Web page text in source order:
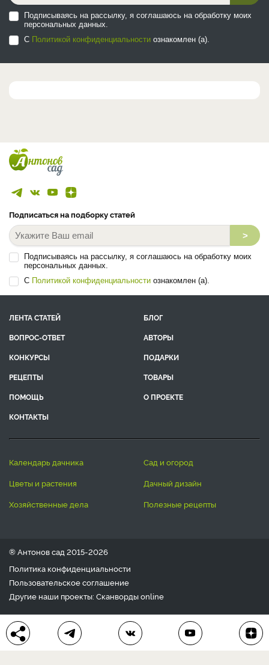
Подписываясь на рассылку, я соглашаюсь на обработку моих
персональных данных.
С Политикой конфиденциальности ознакомлен (а).
Подписаться на подборку статей
>
Подписываясь на рассылку, я соглашаюсь на обработку моих
персональных данных.
С Политикой конфиденциальности ознакомлен (а).
ЛЕНТА СТАТЕЙ
БЛОГ
ВОПРОС-ОТВЕТ
АВТОРЫ
КОНКУРСЫ
ПОДАРКИ
РЕЦЕПТЫ
ТОВАРЫ
ПОМОЩЬ
О ПРОЕКТЕ
КОНТАКТЫ
календарь дачника
сад и огород
цветы и растения
дачный дизайн
хозяйственные дела
полезные рецепты
® Антонов сад 2015-2026
Политика конфиденциальности
Пользовательское соглашение
Другие наши проекты: Сканвордыonline
Любое использование материала допускается только с
письменного согласия редакции